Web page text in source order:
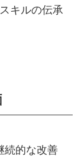
キルの伝承
続的な改善